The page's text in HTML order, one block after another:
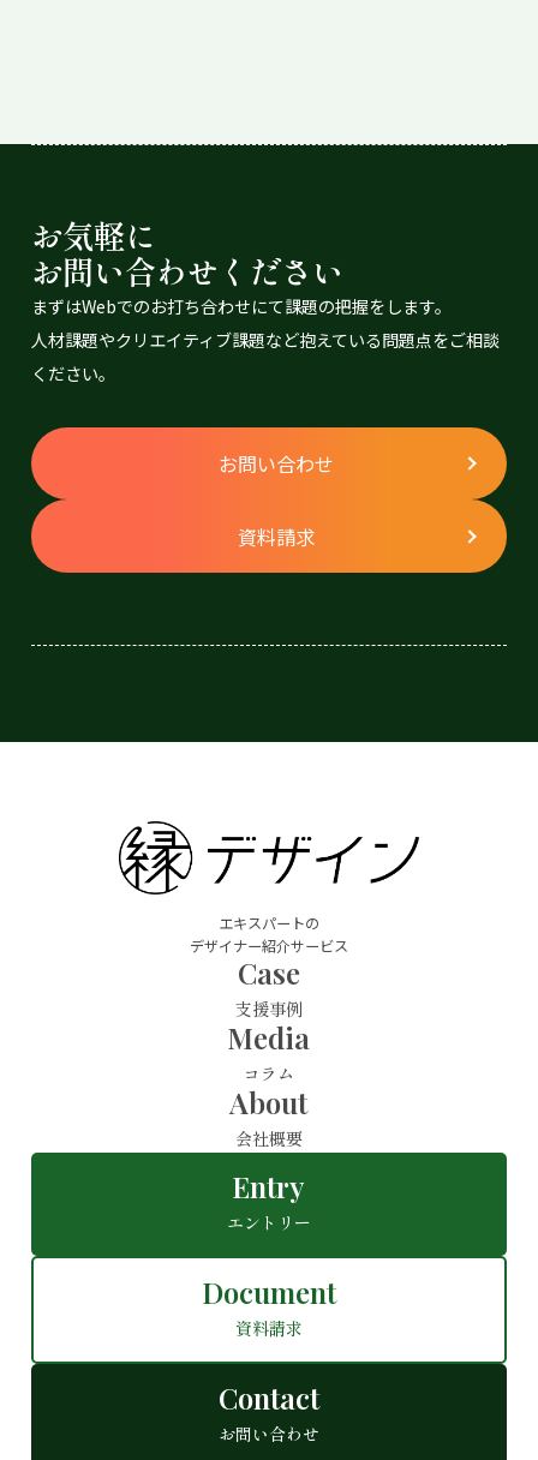
お気軽に
お問い合わせください
まずはWebでのお打ち合わせにて課題の把握をします。
⼈材課題やクリエイティブ課題など抱えている問題点をご相談
ください。
お問い合わせ
資料請求
エキスパートの
デザイナー紹介サービス
Case
支援事例
Media
コラム
About
会社概要
Entry
エントリー
Document
資料請求
Contact
お問い合わせ